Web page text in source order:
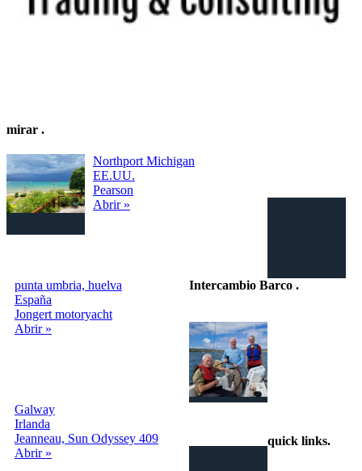
mirar .
Northport Michigan
EE.UU.
Pearson
Abrir »
punta umbria, huelva
España
Jongert motoryacht
Abrir »
Galway
Irlanda
Jeanneau, Sun Odyssey 409
Abrir »
Intercambio Barco .
quick links.